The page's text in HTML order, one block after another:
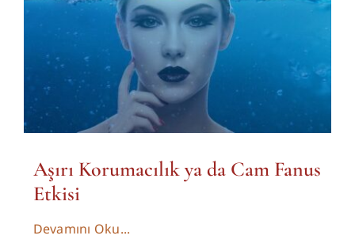
Aşırı Korumacılık ya da Cam Fanus
Etkisi
Devamını Oku...